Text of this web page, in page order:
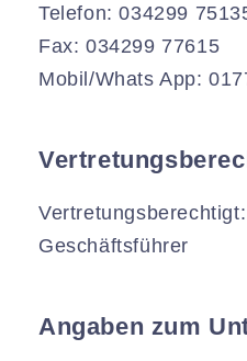
Telefon: 034299
Fax: 034299 77615
Mobil/Whats App:
Geschäftsführer
Angaben zum